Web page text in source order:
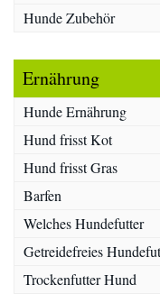
Hunde Zubehör
Ernährung
Hunde Ernährung
Hund frisst Kot
Hund frisst Gras
Barfen
Welches Hundefutter
Getreidefreies
Trockenfutter Hund